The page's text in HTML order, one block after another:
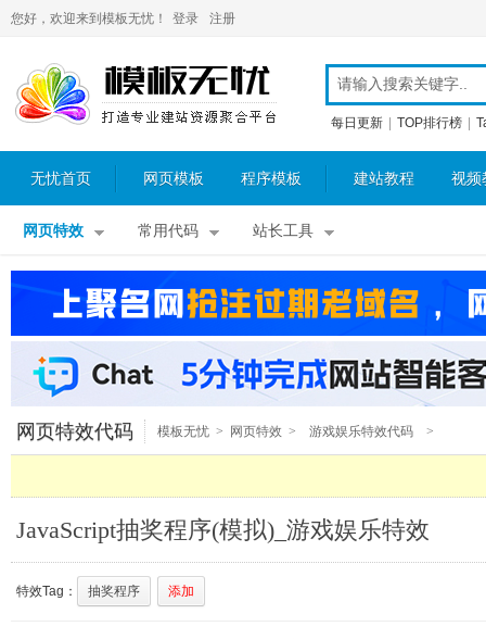
您好，欢迎来到模板无忧！ 登录 注册
每日更新 TOP排行榜
无忧首页 网页模板 程序模板 建站教程 视频
网页特效 常用代码 站长工具
网页特效代码 模板无忧 > 网页特效 > 游戏娱乐特效代码 >
JavaScript抽奖程序(模拟)_游戏娱乐特效
特效Tag： 抽奖程序 添加